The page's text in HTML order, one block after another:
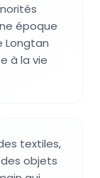
époque
Longtan
à la vie
textiles,
objets